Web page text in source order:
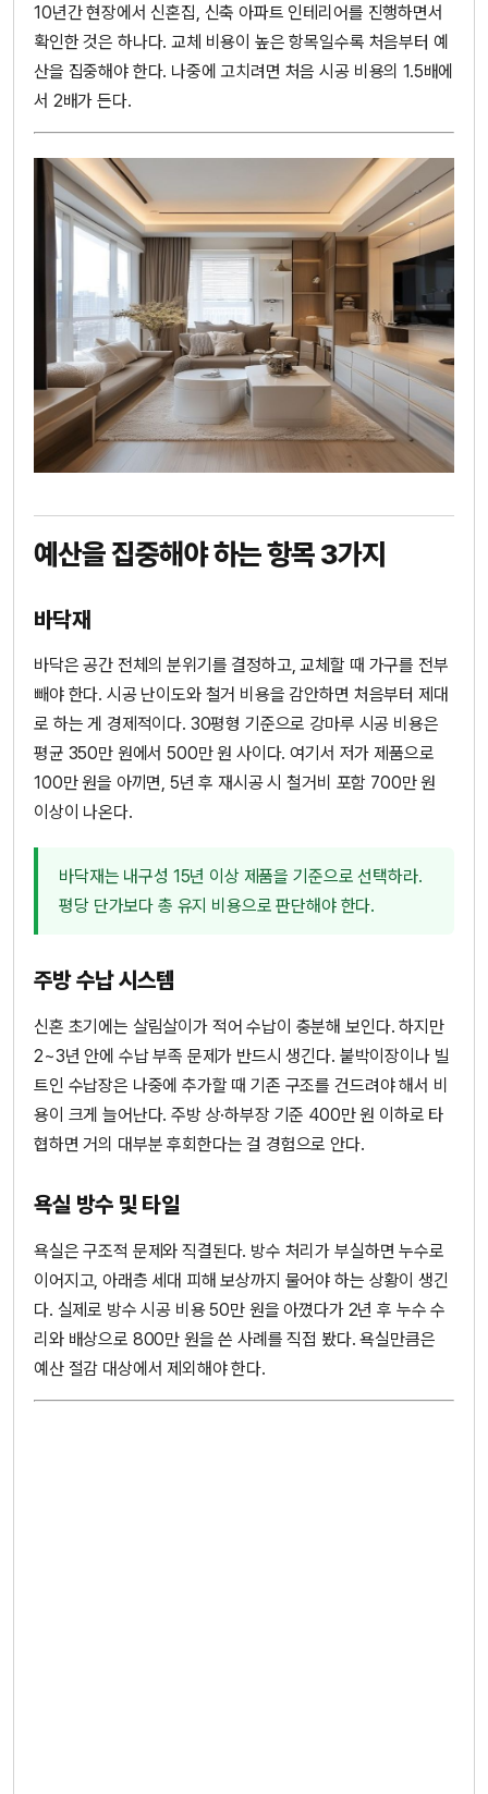
10년간 현장에서 신혼집, 신축 아파트 인테리어를 진행하면서
확인한 것은 하나다. 교체 비용이 높은 항목일수록 처음부터 예
산을 집중해야 한다. 나중에 고치려면 처음 시공 비용의 1.5배에
서 2배가 든다.
예산을 집중해야 하는 항목 3가지
바닥재
바닥은 공간 전체의 분위기를 결정하고, 교체할 때 가구를 전부
빼야 한다. 시공 난이도와 철거 비용을 감안하면 처음부터 제대
로 하는 게 경제적이다. 30평형 기준으로 강마루 시공 비용은
평균 350만 원에서 500만 원 사이다. 여기서 저가 제품으로
100만 원을 아끼면, 5년 후 재시공 시 철거비 포함 700만 원
이상이 나온다.
바닥재는 내구성 15년 이상 제품을 기준으로 선택하라.
평당 단가보다 총 유지 비용으로 판단해야 한다.
주방 수납 시스템
신혼 초기에는 살림살이가 적어 수납이 충분해 보인다. 하지만
2~3년 안에 수납 부족 문제가 반드시 생긴다. 붙박이장이나 빌
트인 수납장은 나중에 추가할 때 기존 구조를 건드려야 해서 비
용이 크게 늘어난다. 주방 상·하부장 기준 400만 원 이하로 타
협하면 거의 대부분 후회한다는 걸 경험으로 안다.
욕실 방수 및 타일
욕실은 구조적 문제와 직결된다. 방수 처리가 부실하면 누수로
이어지고, 아래층 세대 피해 보상까지 물어야 하는 상황이 생긴
다. 실제로 방수 시공 비용 50만 원을 아꼈다가 2년 후 누수 수
리와 배상으로 800만 원을 쓴 사례를 직접 봤다. 욕실만큼은
예산 절감 대상에서 제외해야 한다.